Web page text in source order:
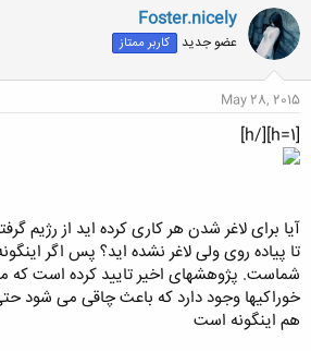
و
ع
ک
ه
م
و
ع
ر
ی
خ
Foster.nicely
عضو جدید کاربر ممتاز
May 28, 2015
[h=1][/h]
آیا برای لاغر شدن هر کاری کرده اید از رژیم
تا پیاده روی ولی لاغر نشده اید؟ پس اگر
شماست. پژوهشهای اخیر تایید کرده است
خوراکیها وجود دارد که باعث چاقی می شود
هم اینگونه است